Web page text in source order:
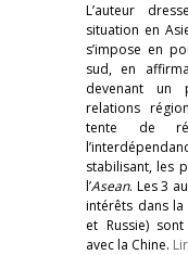
L’auteur
situation en
s’impose en
sud, en
devenant un
relations
tente de
stabilisant, les
l’Asean. Les 3
intérêts dans la
et Russie)
avec la Chine.